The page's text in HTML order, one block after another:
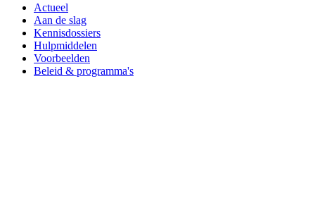
Actueel
Aan de slag
Kennisdossiers
Hulpmiddelen
Voorbeelden
Beleid & programma's